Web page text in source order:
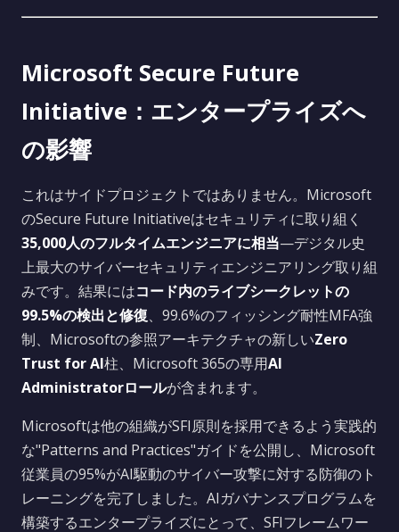
Microsoft Secure Future
Initiative：エンタープライズへ
の影響
これはサイドプロジェクトではありません。Microsoft
のSecure Future Initiativeはセキュリティに取り組く
35,000人のフルタイムエンジニアに相当—デジタル史
上最大のサイバーセキュリティエンジニアリング取り組
みです。結果にはコード内のライブシークレットの
99.5%の検出と修復、99.6%のフィッシング耐性MFA強
制、Microsoftの参照アーキテクチャの新しいZero
Trust for AI柱、Microsoft 365の専用AI
Administratorロールが含まれます。
Microsoftは他の組織がSFI原則を採用できるよう実践的
な"Patterns and Practices"ガイドを公開し、Microsoft
従業員の95%がAI駆動のサイバー攻撃に対する防御のト
レーニングを完了しました。AIガバナンスプログラムを
構築するエンタープライズにとって、SFIフレームワー